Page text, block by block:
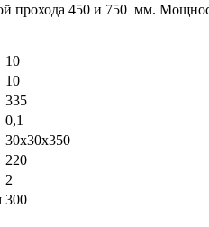
прохода 450 и 750 мм.
10
10
335
0,1
30х30х350
220
2
300